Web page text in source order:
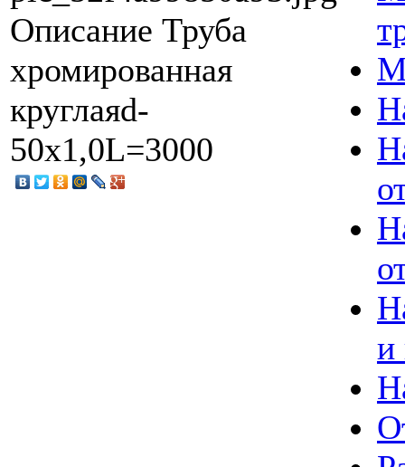
Описание Труба
хромированная
круглаяd-
50х1,0L=3000
и